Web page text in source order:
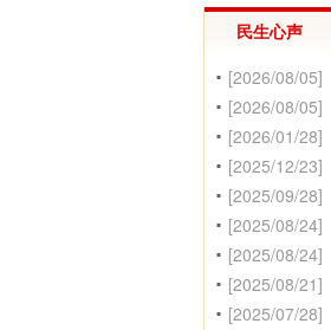
民生心声
[2026/08/05]
[2026/08/05]
[2026/01/28]
[2025/12/23]
[2025/09/28]
[2025/08/24]
[2025/08/24]
[2025/08/21]
[2025/07/28]